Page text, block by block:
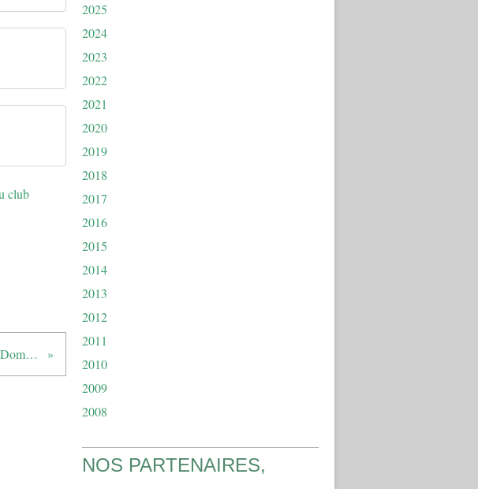
club
RAPPEL : Trophée des Domaines Ott
2025
2024
2023
2022
2021
2020
2019
2018
2017
2016
2015
2014
2013
2012
2011
2010
2009
2008
NOS PARTENAIRES,